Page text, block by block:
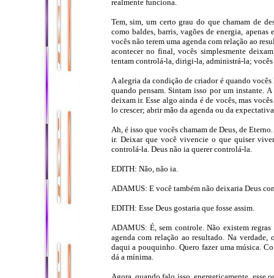
realmente funciona.
Tem, sim, um certo grau do que chamam de
como baldes, barris, vagões de energia,
vocês não terem uma agenda com relação ao
acontecer no final, vocês simplesmente
tentam controlá-la, dirigi-la, administrá-la; vocês
A alegria da condição de criador é quando
quando pensam. Sintam isso por um instante.
deixam ir. Esse algo ainda é de vocês, mas
lo crescer; abrir mão da agenda ou da
Ah, é isso que vocês chamam de Deus, de
ir. Deixar que você vivencie o que quiser
controlá-la. Deus não ia querer controlá-la.
EDITH: Não, não ia.
ADAMUS: E você também não deixaria Deus
EDITH: Esse Deus gostaria que fosse assim.
ADAMUS: É, sem controle. Não existem
agenda com relação ao resultado. Na
daqui a pouquinho. Quero fazer uma música.
dá a mínima.